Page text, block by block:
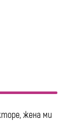
жена ми